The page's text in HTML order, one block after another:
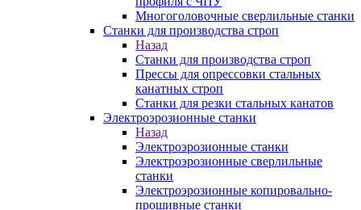
Многоголовочные сверлильные станки
Станки для производства строп
Назад
Станки для производства строп
Прессы для опрессовки стальных
канатных строп
Станки для резки стальных канатов
Электроэрозионные станки
Назад
Электроэрозионные станки
Электроэрозионные сверлильные
станки
Электроэрозионные копировально-
прошивные станки